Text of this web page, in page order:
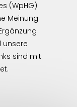
(WpHG).
Meinung
unsere
sind mit